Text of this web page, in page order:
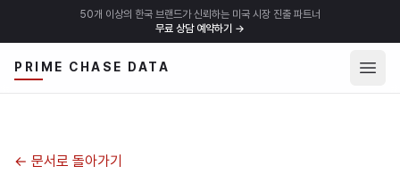
50개 이상의 한국 브랜드가 신뢰하는 미국 시장 진출 파트너
무료 상담 예약하기 →
PRIME CHASE DATA 메뉴
← 문서로 돌아가기